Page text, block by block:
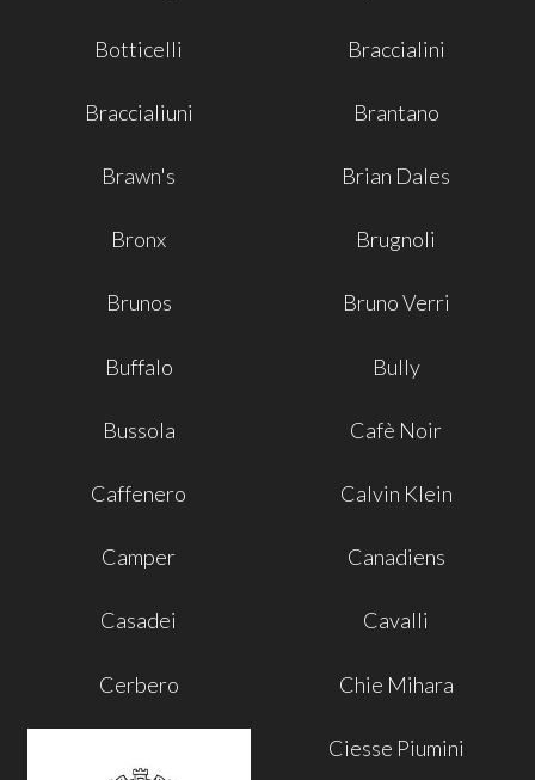
Botticelli Braccialini
Braccialiuni Brantano
Brawn's Brian Dales
Bronx Brugnoli
Brunos Bruno Verri
Buffalo Bully
Bussola Cafè Noir
Caffenero Calvin Klein
Camper Canadiens
Casadei Cavalli
Cerbero Chie Mihara
Ciesse Piumini